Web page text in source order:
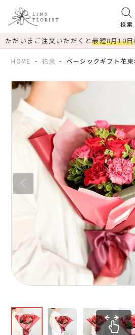
検索
ただいまご注文いただくと最短8月10日
HOME 花束 ベーシックギフト花束